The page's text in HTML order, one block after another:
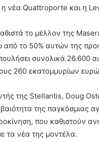
νέα Quattroporte και η
το μέλλον της
το 50% αυτών της
πουλήσει συνολικά
260 εκατομμυρίων
της Stellantis, Doug
της παγκόσμιας
που καθιστούν
τα νέα της μοντέλα.